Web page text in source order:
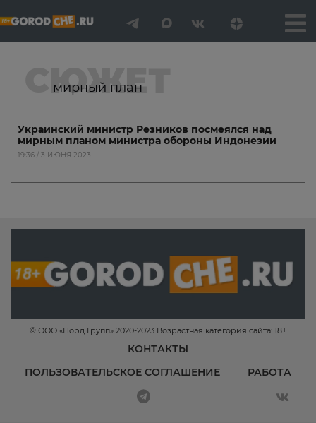
СЮЖЕТ
мирный план
Украинский министр Резников посмеялся над
мирным планом министра обороны Индонезии
19:36 / 3 ИЮНЯ 2023
© ООО «Норд Групп» 2020-2023 Возрастная категория сайта: 18+
КОНТАКТЫ
ПОЛЬЗОВАТЕЛЬСКОЕ СОГЛАШЕНИЕ
РАБОТА